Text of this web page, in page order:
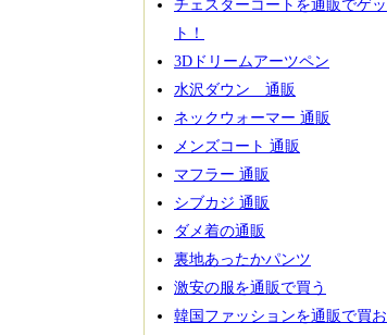
チェスターコートを通販でゲッ
ト！
3Dドリームアーツペン
水沢ダウン 通販
ネックウォーマー 通販
メンズコート 通販
マフラー 通販
シブカジ 通販
ダメ着の通販
裏地あったかパンツ
激安の服を通販で買う
韓国ファッションを通販で買お